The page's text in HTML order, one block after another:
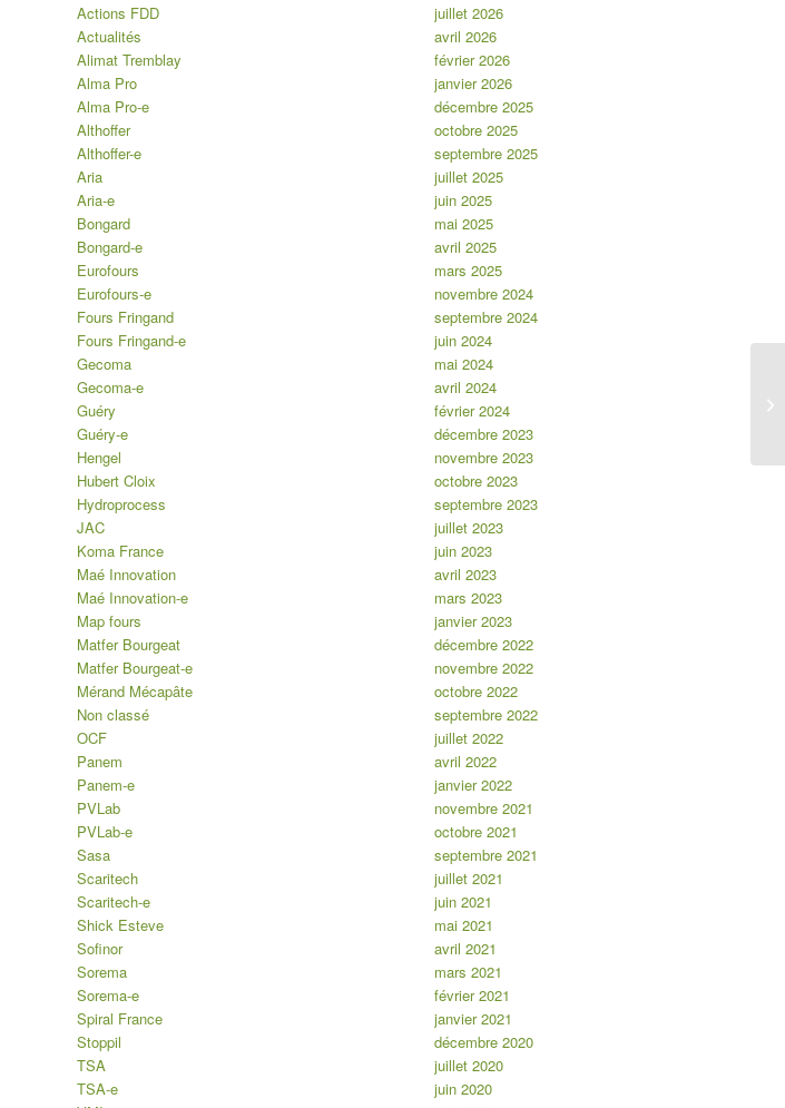
Actions FDD
Actualités
Alimat Tremblay
Alma Pro
Alma Pro-e
Althoffer
Althoffer-e
Aria
Aria-e
Bongard
Bongard-e
Eurofours
Eurofours-e
Fours Fringand
Fours Fringand-e
Gecoma
Gecoma-e
Guéry
Guéry-e
Hengel
Hubert Cloix
Hydroprocess
JAC
Koma France
Maé Innovation
Maé Innovation-e
Map fours
Matfer Bourgeat
Matfer Bourgeat-e
Mérand Mécapâte
Non classé
OCF
Panem
Panem-e
PVLab
PVLab-e
Sasa
Scaritech
Scaritech-e
Shick Esteve
Sofinor
Sorema
Sorema-e
Spiral France
Stoppil
TSA
TSA-e
juillet 2026
avril 2026
février 2026
janvier 2026
décembre 2025
octobre 2025
septembre 2025
juillet 2025
juin 2025
mai 2025
avril 2025
mars 2025
novembre 2024
septembre 2024
juin 2024
mai 2024
avril 2024
février 2024
décembre 2023
novembre 2023
octobre 2023
septembre 2023
juillet 2023
juin 2023
avril 2023
mars 2023
janvier 2023
décembre 2022
novembre 2022
octobre 2022
septembre 2022
juillet 2022
avril 2022
janvier 2022
novembre 2021
octobre 2021
septembre 2021
juillet 2021
juin 2021
mai 2021
avril 2021
mars 2021
février 2021
janvier 2021
décembre 2020
juillet 2020
juin 2020